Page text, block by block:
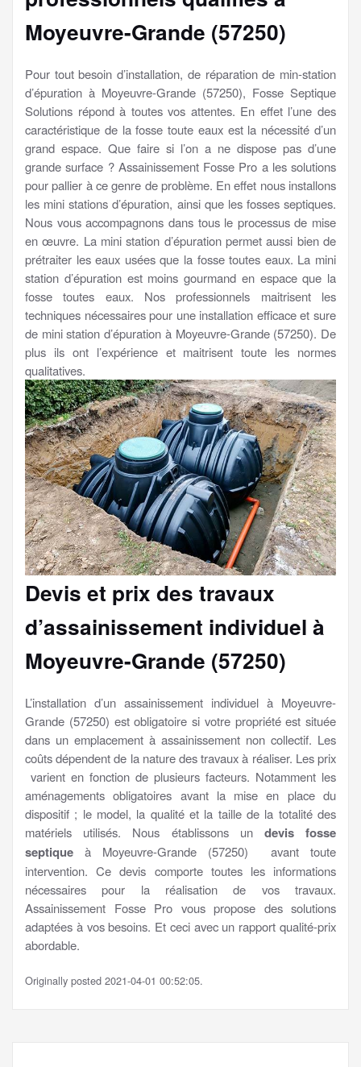
Moyeuvre-Grande (57250)
Pour tout besoin d’installation, de réparation de min-station
d’épuration à Moyeuvre-Grande (57250), Fosse Septique
Solutions répond à toutes vos attentes. En effet l’une des
caractéristique de la fosse toute eaux est la nécessité d’un
grand espace. Que faire si l’on a ne dispose pas d’une
grande surface ? Assainissement Fosse Pro a les solutions
pour pallier à ce genre de problème. En effet nous installons
les mini stations d’épuration, ainsi que les fosses septiques.
Nous vous accompagnons dans tous le processus de mise
en œuvre. La mini station d’épuration permet aussi bien de
prétraiter les eaux usées que la fosse toutes eaux. La mini
station d’épuration est moins gourmand en espace que la
fosse toutes eaux. Nos professionnels maitrisent les
techniques nécessaires pour une installation efficace et sure
de mini station d’épuration à Moyeuvre-Grande (57250). De
plus ils ont l’expérience et maitrisent toute les normes
qualitatives.
Devis et prix des travaux
d’assainissement individuel à
Moyeuvre-Grande (57250)
L’installation d’un assainissement individuel à Moyeuvre-
Grande (57250) est obligatoire si votre propriété est située
dans un emplacement à assainissement non collectif. Les
coûts dépendent de la nature des travaux à réaliser. Les prix
varient en fonction de plusieurs facteurs. Notamment les
aménagements obligatoires avant la mise en place du
dispositif ; le model, la qualité et la taille de la totalité des
matériels utilisés. Nous établissons un devis fosse
septique à Moyeuvre-Grande (57250) avant toute
intervention. Ce devis comporte toutes les informations
nécessaires pour la réalisation de vos travaux.
Assainissement Fosse Pro vous propose des solutions
adaptées à vos besoins. Et ceci avec un rapport qualité-prix
abordable.
Originally posted 2021-04-01 00:52:05.